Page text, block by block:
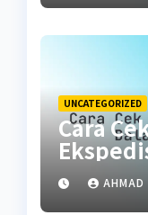
UNCATEGORIZED
Cara
Aplikasi
AHMAD